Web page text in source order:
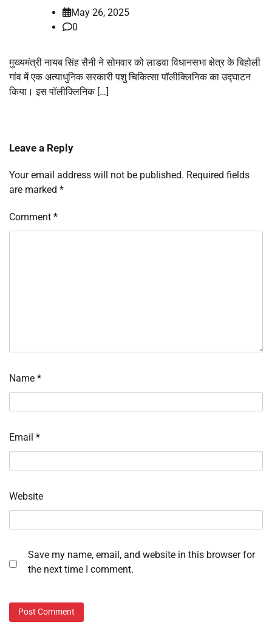
May 26, 2025
0
मुख्यमंत्री नायब सिंह सैनी ने सोमवार को लाडवा विधानसभा क्षेत्र के बिहोली
गांव में एक अत्याधुनिक सरकारी पशु चिकित्सा पॉलीक्लिनिक का उद्घाटन
किया। इस पॉलीक्लिनिक […]
Leave a Reply
Your email address will not be published. Required fields
are marked *
Comment *
Name *
Email *
Website
Save my name, email, and website in this browser for
the next time I comment.